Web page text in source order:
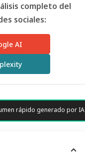
completo del
sociales:
AI
rápido generado por IA